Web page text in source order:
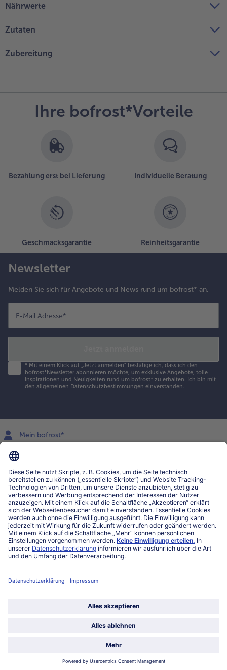
Nährwerte
Zutaten
Zubereitung
Ihre bofrost*Vorteile
Bezahlung erst bei Lieferung Individuelle Beratung
Geschmacksgarantie Reinheitsgarantie
Newsletter
Melden Sie sich für Angebote und News rund um bofrost* an.
E-Mail Adresse*
* Mit einem Klick auf „Jetzt anmelden" bestätige ich, dass ich den
bofrost*Newsletter abonnieren möchte, um exklusive Angebote, tolle
Inspirationen und Neuigkeiten rund um bofrost* zu erhalten. Ich bin mit
den allgemeinen Datenschutzbestimmungen einverstanden.
Mein bofrost*
www.bofrost.lu
027863232
Mo-Fr. von 7 bis 20 Uhr
Service
Über bofrost*